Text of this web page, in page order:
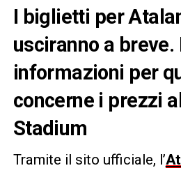
I biglietti per
usciranno a breve.
informazioni per
concerne i prezzi
Stadium
Tramite il sito ufficiale, l’